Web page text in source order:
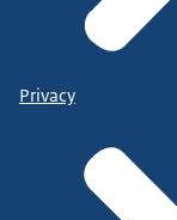
Privacy